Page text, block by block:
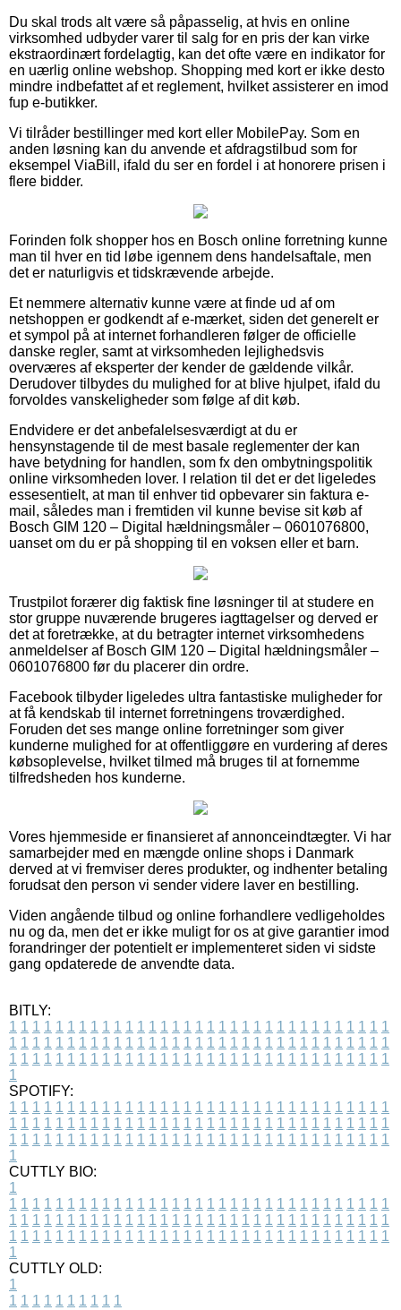
Du skal trods alt være så påpasselig, at hvis en online
virksomhed udbyder varer til salg for en pris der kan virke
ekstraordinært fordelagtig, kan det ofte være en indikator for
en uærlig online webshop. Shopping med kort er ikke desto
mindre indbefattet af et reglement, hvilket assisterer en imod
fup e-butikker.
Vi tilråder bestillinger med kort eller MobilePay. Som en
anden løsning kan du anvende et afdragstilbud som for
eksempel ViaBill, ifald du ser en fordel i at honorere prisen i
flere bidder.
Forinden folk shopper hos en Bosch online forretning kunne
man til hver en tid løbe igennem dens handelsaftale, men
det er naturligvis et tidskrævende arbejde.
Et nemmere alternativ kunne være at finde ud af om
netshoppen er godkendt af e-mærket, siden det generelt er
et sympol på at internet forhandleren følger de officielle
danske regler, samt at virksomheden lejlighedsvis
overværes af eksperter der kender de gældende vilkår.
Derudover tilbydes du mulighed for at blive hjulpet, ifald du
forvoldes vanskeligheder som følge af dit køb.
Endvidere er det anbefalelsesværdigt at du er
hensynstagende til de mest basale reglementer der kan
have betydning for handlen, som fx den ombytningspolitik
online virksomheden lover. I relation til det er det ligeledes
essesentielt, at man til enhver tid opbevarer sin faktura e-
mail, således man i fremtiden vil kunne bevise sit køb af
Bosch GIM 120 – Digital hældningsmåler – 0601076800,
uanset om du er på shopping til en voksen eller et barn.
Trustpilot forærer dig faktisk fine løsninger til at studere en
stor gruppe nuværende brugeres iagttagelser og derved er
det at foretrække, at du betragter internet virksomhedens
anmeldelser af Bosch GIM 120 – Digital hældningsmåler –
0601076800 før du placerer din ordre.
Facebook tilbyder ligeledes ultra fantastiske muligheder for
at få kendskab til internet forretningens troværdighed.
Foruden det ses mange online forretninger som giver
kunderne mulighed for at offentliggøre en vurdering af deres
købsoplevelse, hvilket tilmed må bruges til at fornemme
tilfredsheden hos kunderne.
Vores hjemmeside er finansieret af annonceindtægter. Vi har
samarbejder med en mængde online shops i Danmark
derved at vi fremviser deres produkter, og indhenter betaling
forudsat den person vi sender videre laver en bestilling.
Viden angående tilbud og online forhandlere vedligeholdes
nu og da, men det er ikke muligt for os at give garantier imod
forandringer der potentielt er implementeret siden vi sidste
gang opdaterede de anvendte data.
BITLY:
1 1 1 1 1 1 1 1 1 1 1 1 1 1 1 1 1 1 1 1 1 1 1 1 1 1 1 1 1 1 1 1 1
1 1 1 1 1 1 1 1 1 1 1 1 1 1 1 1 1 1 1 1 1 1 1 1 1 1 1 1 1 1 1 1 1
1 1 1 1 1 1 1 1 1 1 1 1 1 1 1 1 1 1 1 1 1 1 1 1 1 1 1 1 1 1 1 1 1
1
SPOTIFY:
1 1 1 1 1 1 1 1 1 1 1 1 1 1 1 1 1 1 1 1 1 1 1 1 1 1 1 1 1 1 1 1 1
1 1 1 1 1 1 1 1 1 1 1 1 1 1 1 1 1 1 1 1 1 1 1 1 1 1 1 1 1 1 1 1 1
1 1 1 1 1 1 1 1 1 1 1 1 1 1 1 1 1 1 1 1 1 1 1 1 1 1 1 1 1 1 1 1 1
1
CUTTLY BIO:
1
1 1 1 1 1 1 1 1 1 1 1 1 1 1 1 1 1 1 1 1 1 1 1 1 1 1 1 1 1 1 1 1 1
1 1 1 1 1 1 1 1 1 1 1 1 1 1 1 1 1 1 1 1 1 1 1 1 1 1 1 1 1 1 1 1 1
1 1 1 1 1 1 1 1 1 1 1 1 1 1 1 1 1 1 1 1 1 1 1 1 1 1 1 1 1 1 1 1 1
1
CUTTLY OLD:
1
1 1 1 1 1 1 1 1 1 1